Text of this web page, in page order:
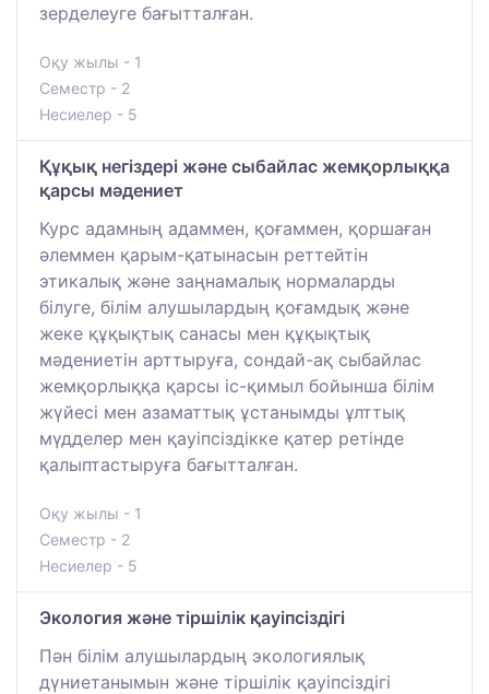
зерделеуге бағытталған.
Оқу жылы - 1
Семестр - 2
Несиелер - 5
Құқық негіздері және сыбайлас жемқорлыққа
қарсы мәдениет
Курс адамның адаммен, қоғаммен, қоршаған
әлеммен қарым-қатынасын реттейтін
этикалық және заңнамалық нормаларды
білуге, білім алушылардың қоғамдық және
жеке құқықтық санасы мен құқықтық
мәдениетін арттыруға, сондай-ақ сыбайлас
жемқорлыққа қарсы іс-қимыл бойынша білім
жүйесі мен азаматтық ұстанымды ұлттық
мүдделер мен қауіпсіздікке қатер ретінде
қалыптастыруға бағытталған.
Оқу жылы - 1
Семестр - 2
Несиелер - 5
Экология және тіршілік қауіпсіздігі
Пән білім алушылардың экологиялық
дүниетанымын және тіршілік қауіпсіздігі